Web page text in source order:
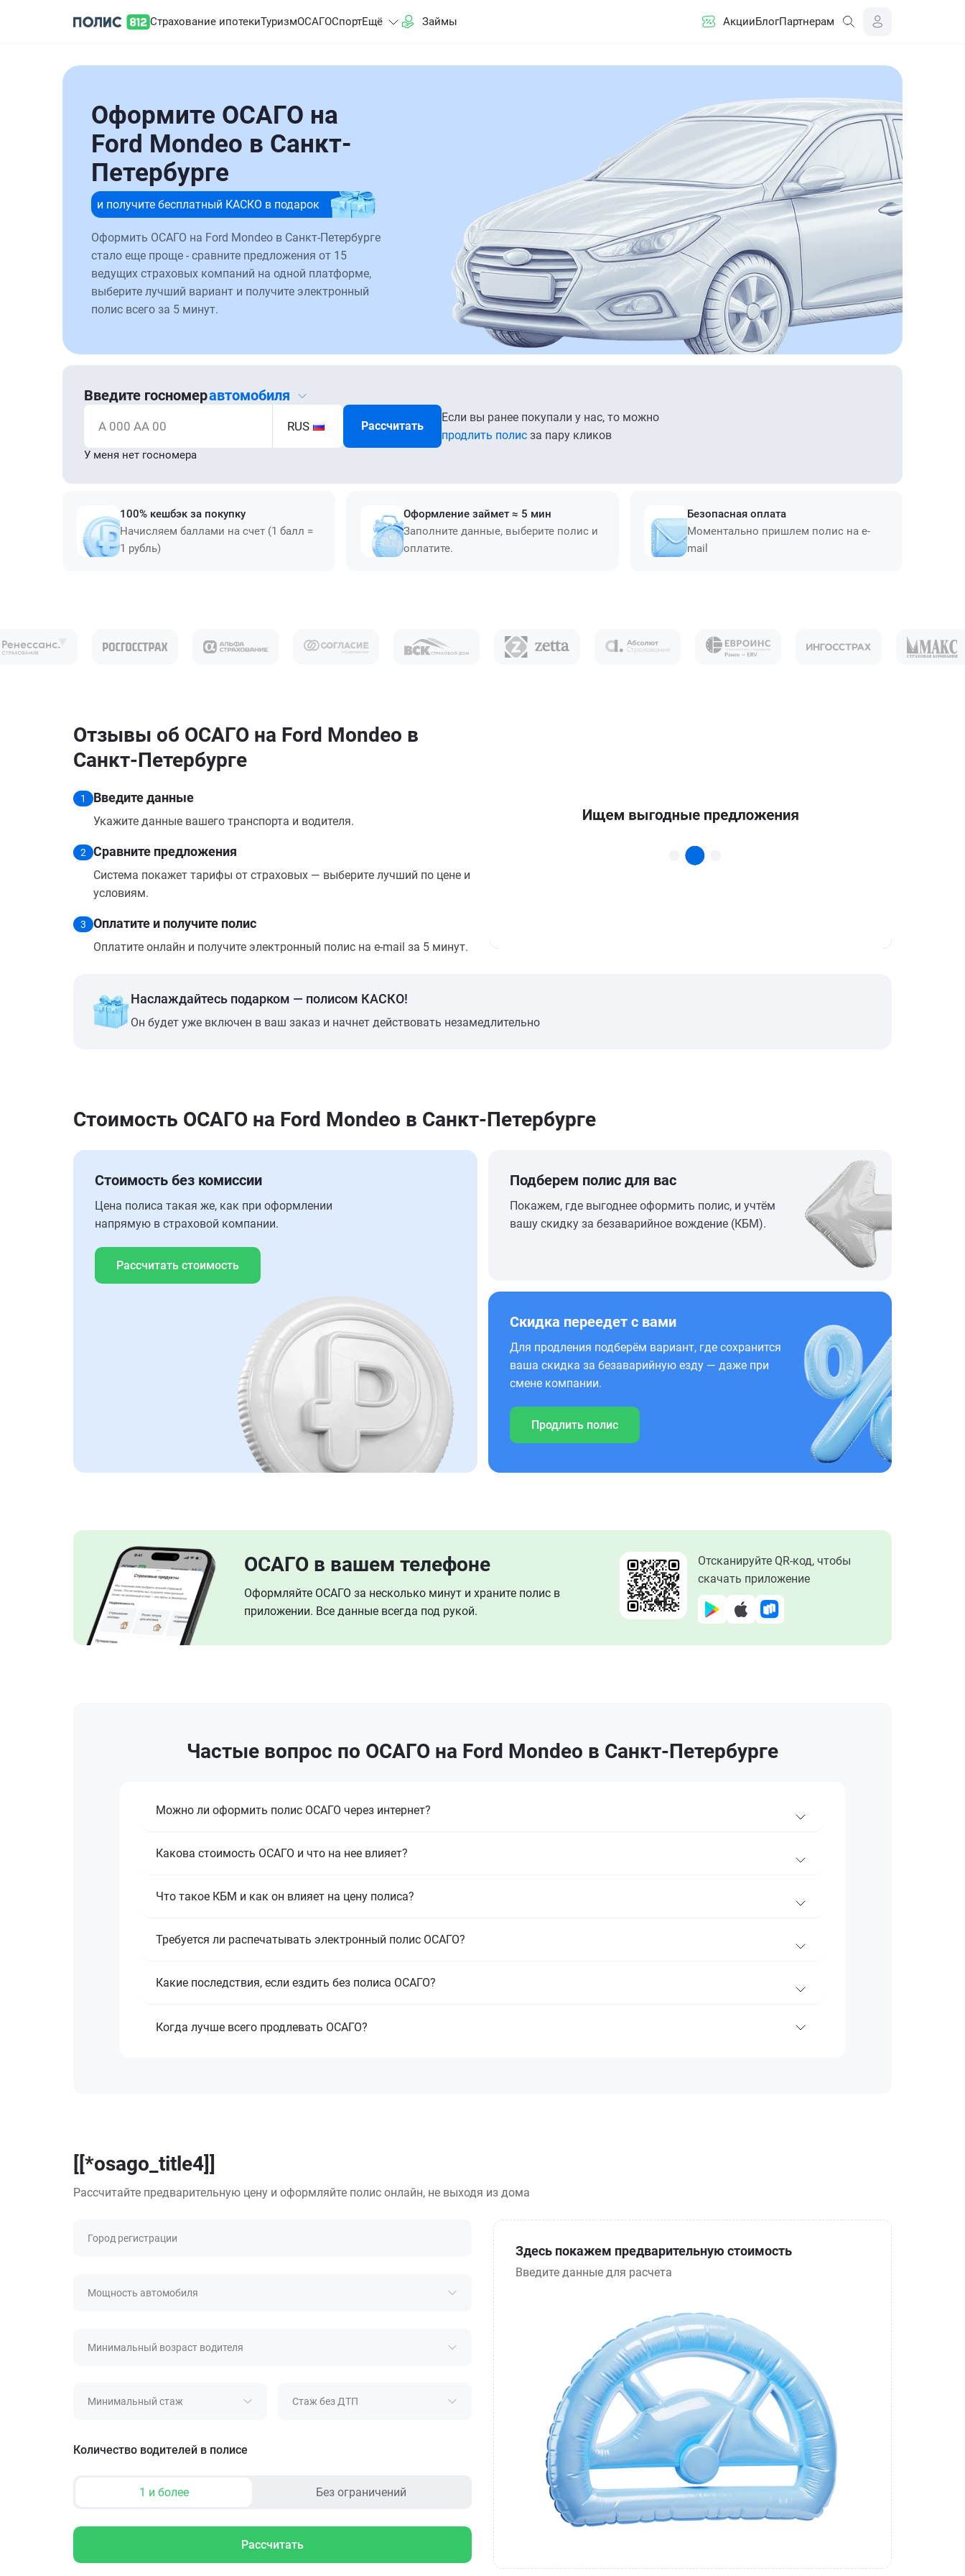
Страхование ипотекиТуризмОСАГОСпортЕщё Займы АкцииБлогПартнерам
Оформите ОСАГО на
Ford Mondeo в Санкт-
Петербурге
и получите бесплатный КАСКО в подарок
Оформить ОСАГО на Ford Mondeo в Санкт-Петербурге
стало еще проще - сравните предложения от 15
ведущих страховых компаний на одной платформе,
выберите лучший вариант и получите электронный
полис всего за 5 минут.
Введите госномеравтомобиля
А 000 АА 00 RUS Рассчитать
Если вы ранее покупали у нас, то можно
продлить полис за пару кликов
У меня нет госномера
100% кешбэк за покупку
Начисляем баллами на счет (1 балл =
1 рубль)
Оформление займет ≈ 5 мин
Заполните данные, выберите полис и
оплатите.
Безопасная оплата
Моментально пришлем полис на e-
mail
Отзывы об ОСАГО на Ford Mondeo в
Санкт-Петербурге
1 Введите данные
Укажите данные вашего транспорта и водителя.
2 Сравните предложения
Система покажет тарифы от страховых — выберите лучший по цене и
условиям.
3 Оплатите и получите полис
Оплатите онлайн и получите электронный полис на e-mail за 5 минут.
Наслаждайтесь подарком — полисом КАСКО!
Он будет уже включен в ваш заказ и начнет действовать незамедлительно
Стоимость ОСАГО на Ford Mondeo в Санкт-Петербурге
Стоимость без комиссии
Цена полиса такая же, как при оформлении
напрямую в страховой компании.
Рассчитать стоимость
Подберем полис для вас
Покажем, где выгоднее оформить полис, и учтём
вашу скидку за безаварийное вождение (КБМ).
Скидка переедет с вами
Для продления подберём вариант, где сохранится
ваша скидка за безаварийную езду — даже при
смене компании.
Продлить полис
ОСАГО в вашем телефоне
Оформляйте ОСАГО за несколько минут и храните полис в
приложении. Все данные всегда под рукой.
Отсканируйте QR-код, чтобы
скачать приложение
Частые вопрос по ОСАГО на Ford Mondeo в Санкт-Петербурге
Можно ли оформить полис ОСАГО через интернет?
Какова стоимость ОСАГО и что на нее влияет?
Что такое КБМ и как он влияет на цену полиса?
Требуется ли распечатывать электронный полис ОСАГО?
Какие последствия, если ездить без полиса ОСАГО?
Когда лучше всего продлевать ОСАГО?
[[*osago_title4]]
Рассчитайте предварительную цену и оформляйте полис онлайн, не выходя из дома
Город регистрации
Мощность автомобиля
Минимальный возраст водителя
Минимальный стаж Стаж без ДТП
Количество водителей в полисе
1 и более Без ограничений
Рассчитать
Здесь покажем предварительную стоимость
Введите данные для расчета